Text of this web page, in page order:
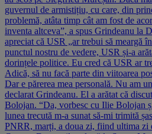
guvernul de armistițiu, cu care, din
problemă, atâta timp cât am fost de
inventa altceva”, a spus Grindeanu la
apreciat că USR „ar trebui să meargă
punctul nostru de vedere, USR și-a
dorințele politice. Eu cred că USR ar
Adică, să nu facă parte din viitoarea
Dar e părerea mea personală. Nu am
declarat Grindeanu. El a arătat că
Bolojan. “Da, vorbesc cu Ilie Bolojan
lunea trecută m-a sunat să-mi trimită
PNRR, marți, a doua zi, fiind ultima zi